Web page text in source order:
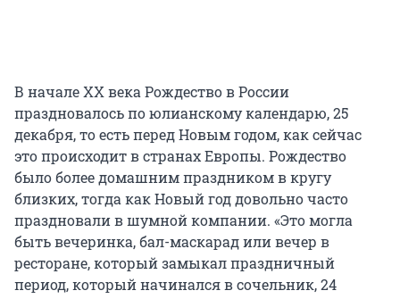
В начале ХХ века Рождество в России
праздновалось по юлианскому календарю, 25
декабря, то есть перед Новым годом, как сейчас
это происходит в странах Европы. Рождество
было более домашним праздником в кругу
близких, тогда как Новый год довольно часто
праздновали в шумной компании. «Это могла
быть вечеринка, бал-маскарад или вечер в
ресторане, который замыкал праздничный
период, который начинался в сочельник, 24